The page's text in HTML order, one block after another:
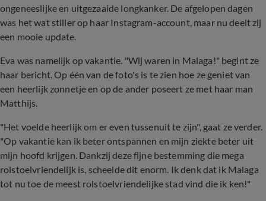
ongeneeslijke en uitgezaaide longkanker. De afgelopen dagen
was het wat stiller op haar Instagram-account, maar nu deelt zij
een mooie update.
Eva was namelijk op vakantie. "Wij waren in Malaga!" begint ze
haar bericht. Op één van de foto's is te zien hoe ze geniet van
een heerlijk zonnetje en op de ander poseert ze met haar man
Matthijs.
"Het voelde heerlijk om er even tussenuit te zijn", gaat ze verder.
"Op vakantie kan ik beter ontspannen en mijn ziekte beter uit
mijn hoofd krijgen. Dankzij deze fijne bestemming die mega
rolstoelvriendelijk is, scheelde dit enorm. Ik denk dat ik Malaga
tot nu toe de meest rolstoelvriendelijke stad vind die ik ken!"